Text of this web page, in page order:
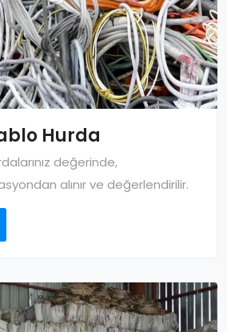
Hurda
değerinde,
alınır ve değerlendirilir.